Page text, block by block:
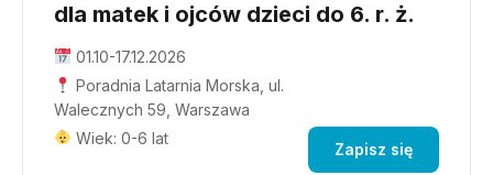
dla matek i ojców dzieci do 6. r. ż.
01.10-17.12.2026
Poradnia Latarnia Morska, ul.
Walecznych 59, Warszawa
Wiek: 0-6 lat
Zapisz się